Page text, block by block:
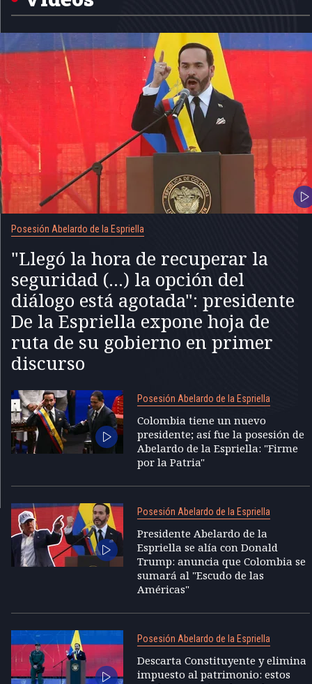
Posesión Abelardo de la Espriella
"Llegó la hora de recuperar la
seguridad (...) la opción del
diálogo está agotada": presidente
De la Espriella expone hoja de
ruta de su gobierno en primer
discurso
Posesión Abelardo de la Espriella
Colombia tiene un nuevo
presidente; así fue la posesión de
Abelardo de la Espriella: "Firme
por la Patria"
Posesión Abelardo de la Espriella
Presidente Abelardo de la
Espriella se alía con Donald
Trump: anuncia que Colombia se
sumará al "Escudo de las
Américas"
Posesión Abelardo de la Espriella
Descarta Constituyente y elimina
impuesto al patrimonio: estos